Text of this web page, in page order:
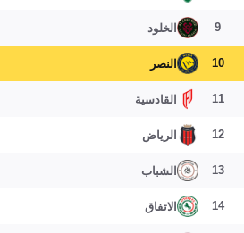
9 الخلود
10 النصر
11 القادسية
12 الرياض
13 الشباب
14 الاتفاق